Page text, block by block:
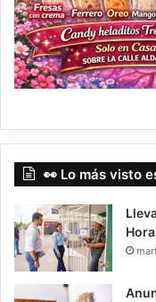
👀 Lo más visto